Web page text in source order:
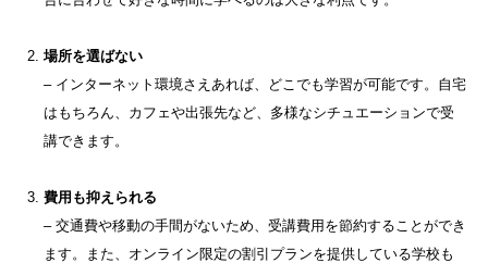
場所を選ばない
– インターネット環境さえあれば、どこでも学習が可能です。自宅
はもちろん、カフェや出張先など、多様なシチュエーションで受
講できます。
費用も抑えられる
– 交通費や移動の手間がないため、受講費用を節約することができ
ます。また、オンライン限定の割引プランを提供している学校も